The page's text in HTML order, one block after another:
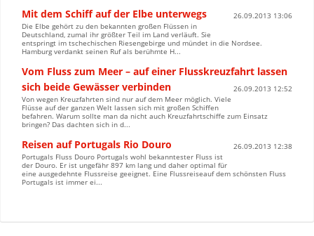
Mit dem Schiff auf der Elbe unterwegs
26.09.2013 13:06
Die Elbe gehört zu den bekannten großen Flüssen in
Deutschland, zumal ihr größter Teil im Land verläuft. Sie
entspringt im tschechischen Riesengebirge und mündet in die Nordsee.
Hamburg verdankt seinen Ruf als berühmte H...
Vom Fluss zum Meer – auf einer Flusskreuzfahrt lassen
sich beide Gewässer verbinden
26.09.2013 12:52
Von wegen Kreuzfahrten sind nur auf dem Meer möglich. Viele
Flüsse auf der ganzen Welt lassen sich mit großen Schiffen
befahren. Warum sollte man da nicht auch Kreuzfahrtschiffe zum Einsatz
bringen? Das dachten sich in d...
Reisen auf Portugals Rio Douro
26.09.2013 12:38
Portugals Fluss Douro Portugals wohl bekanntester Fluss ist
der Douro. Er ist ungefähr 897 km lang und daher optimal für
eine ausgedehnte Flussreise geeignet. Eine Flussreiseauf dem schönsten Fluss
Portugals ist immer ei...